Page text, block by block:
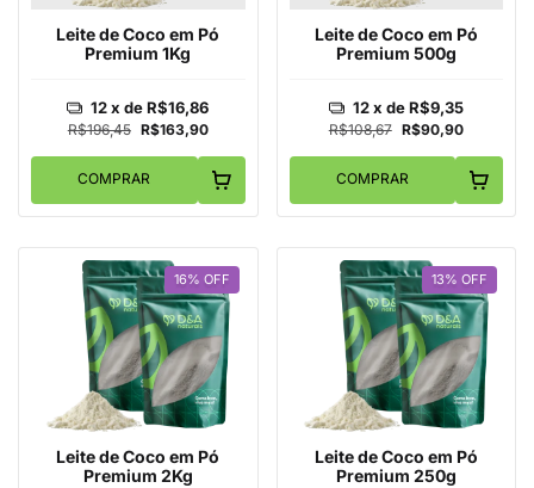
Leite de Coco em Pó
Premium 1Kg
R$196,45 R$163,90
12 x deR$16,86
COMPRAR
Leite de Coco em Pó
Premium 500g
R$108,67 R$90,90
12 x deR$9,35
COMPRAR
16% OFF
Leite de Coco em Pó
Premium 2Kg
13% OFF
Leite de Coco em Pó
Premium 250g